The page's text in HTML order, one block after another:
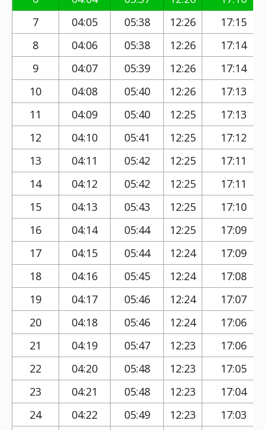
7
04:05 05:38 12:26
17:15
8
04:06 05:38 12:26
17:14
9
04:07 05:39 12:26
17:14
10
04:08 05:40 12:26
17:13
11
04:09 05:40 12:25
17:13
12
04:10 05:41 12:25
17:12
13
04:11 05:42 12:25
17:11
14
04:12 05:42 12:25
17:11
15
04:13 05:43 12:25
17:10
16
04:14 05:44 12:25
17:09
17
04:15 05:44 12:24
17:09
18
04:16 05:45 12:24
17:08
19
04:17 05:46 12:24
17:07
20
04:18 05:46 12:24
17:06
21
04:19 05:47 12:23
17:06
22
04:20 05:48 12:23
17:05
23
04:21 05:48 12:23
17:04
24
04:22 05:49 12:23 17:03